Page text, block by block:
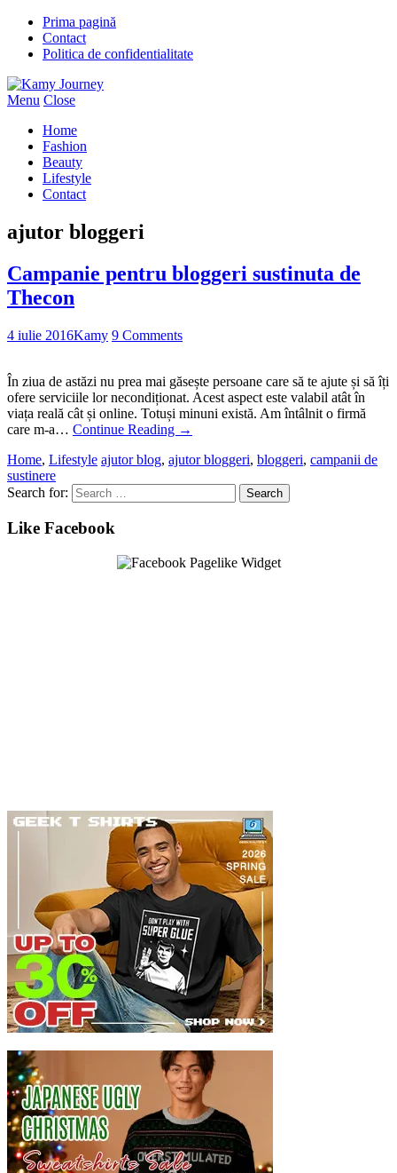
Prima pagină
Contact
Politica de confidentialitate
Menu Close
Home
Fashion
Beauty
Lifestyle
Contact
ajutor bloggeri
Campanie pentru bloggeri sustinuta de
Thecon
4 iulie 2016Kamy 9 Comments
În ziua de astăzi nu prea mai găsește persoane care să te ajute și să îți
ofere serviciile lor necondiționat. Acest aspect este valabil atât în
viața reală cât și online. Totuși minuni există. Am întâlnit o firmă
care m-a… Continue Reading →
Home, Lifestyle ajutor blog, ajutor bloggeri, bloggeri, campanii de
sustinere
Search for:
Like Facebook